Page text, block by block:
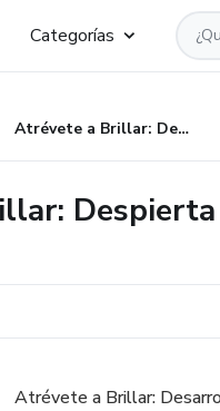
Categorías
Atrévete a Brillar: Despierta tu Poder Interior y Transforma tu Mentalidad
Atrévete a Brillar: